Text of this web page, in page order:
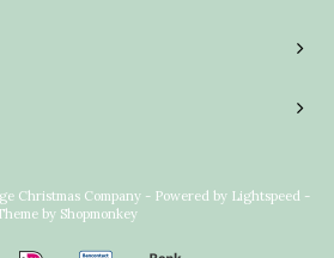
Christmas Company - Powered by Lightspeed -
by Shopmonkey